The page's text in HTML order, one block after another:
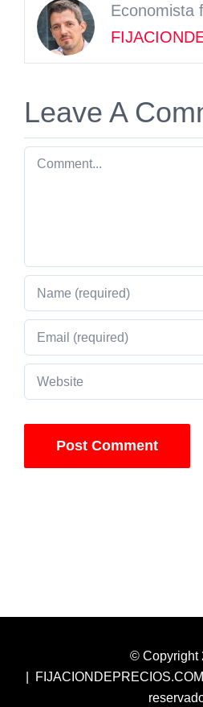
Economista
Leave A
Comment
© Copyright
|